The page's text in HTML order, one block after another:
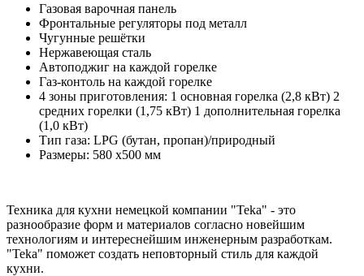
Газовая варочная панель
Фронтальные регуляторы под металл
Чугунные решётки
Нержавеющая сталь
Автоподжиг на каждой горелке
Газ-контоль на каждой горелке
4 зоны приготовления: 1 основная горелка (2,8 кВт) 2
средних горелки (1,75 кВт) 1 дополнительная горелка
(1,0 кВт)
Тип газа: LPG (бутан, пропан)/природный
Размеры: 580 х500 мм
Техника для кухни немецкой компании "Teka" - это
разнообразие форм и материалов согласно новейшим
технологиям и интереснейшим инженерным разработкам.
"Teka" поможет создать неповторный стиль для каждой
кухни.